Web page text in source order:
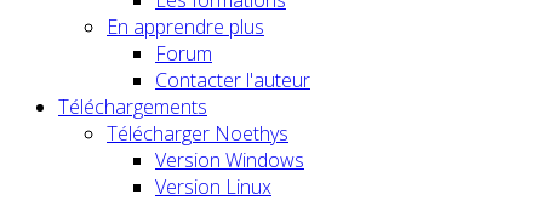
En apprendre plus
Forum
Contacter l'auteur
Téléchargements
Télécharger Noethys
Version Windows
Version Linux